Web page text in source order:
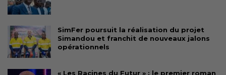
SimFer poursuit la réalisation du projet
Simandou et franchit de nouveaux jalons
opérationnels
« Les Racines du Futur » : le premier roman